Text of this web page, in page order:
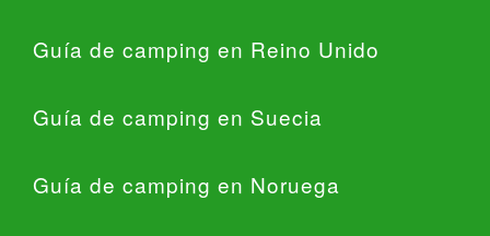
Guía de camping en Reino Unido
Guía de camping en Suecia
Guía de camping en Noruega